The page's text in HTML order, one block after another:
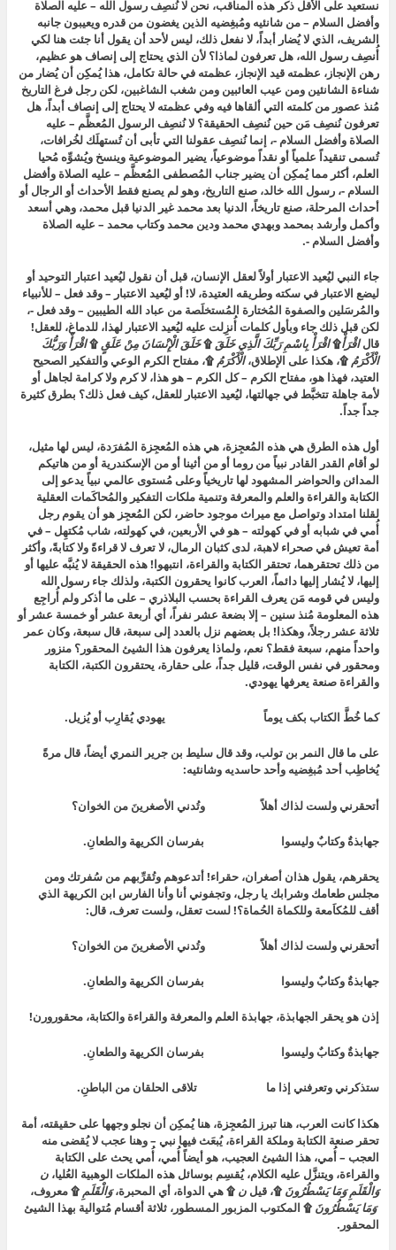
نستعيد على الأقل ذكر هذه المناقب، نحن لا نُنصِف رسول الله – عليه الصلاة
وأفضل السلام – من شانئيه ومُبغِضيه الذين يغضون من قدره ويعيبون جانبه
الشريف، الذي لا يُضار أبداً، لا نفعل ذلك، ليس لأحد أن يقول أنا جئت هنا لكي
أُنصِف رسول الله، هل تعرفون لماذا؟ لأن الذي يحتاج إلى إنصاف هو عظيم،
رهن الإنجاز، عظمته قيد الإنجاز، عظمته في حالة تكامل، هذا يُمكِن أن يُضار من
شناءة الشانئين ومن عيب العائبين ومن شغب الشاغبين، لكن رجل فرغ التاريخ
مُنذ عصور من كلمته التي ألقاها فيه وفي عظمته لا يحتاج إلى إنصاف أبداً، هل
تعرفون نُنصِف مَن حين نُنصِف الحقيقة؟ لا نُنصِف الرسول المُعظَّم – عليه
الصلاة وأفضل السلام -، إنما نُنصِف عقولنا التي تأبى أن تُستهلَك لخُرافات،
تُسمى تنقيداً علمياً أو نقداً موضوعياً، يضير الموضوعية وينسخ ويُشوِّه مُحيا
العلم، أكثر مما يُمكِن أن يضير جناب المُصطفى المُعظَّم – عليه الصلاة وأفضل
السلام -، رسول الله خالد، صنع التاريخ، وهو لم يصنع فقط الأحداث أو الرجال أو
أحداث المرحلة، صنع تاريخاً، الدنيا بعد محمد غير الدنيا قبل محمد، وهي أسعد
وأكمل وأرشد بمحمد وبهدي محمد ودين محمد وكتاب محمد – عليه الصلاة
وأفضل السلام -.
جاء النبي ليُعيد الاعتبار أولاً لعقل الإنسان، قبل أن نقول ليُعيد اعتبار التوحيد أو
ليضع الاعتبار في سكته وطريقه العتيدة، لا! أو ليُعيد الاعتبار – وقد فعل – للأنبياء
والمُرسَلين والصفوة المُختارة المُستخلَصة من عباد الله الطيبين – وقد فعل -،
لكن قبل ذلك جاء وبأول كلمات أُنزِلت عليه ليُعيد الاعتبار لهذا، للدماغ، للعقل!
قالاقْرَأْ۩اقْرَأْ بِاسْمِ رَبِّكَ الَّذِي خَلَقَ۩خَلَقَ الْإِنْسَانَ مِنْ عَلَقٍ۩اقْرَأْ وَرَبُّكَ
الْأَكْرَمُ ۩، هكذا على الإطلاق،الْأَكْرَمُ ۩، مفتاح الكرم الوعي والتفكير الصحيح
العتيد، فهذا هو، مفتاح الكرم – كل الكرم – هو هذا، لا كرم ولا كرامة لجاهل أو
لأمة جاهلة تتخبَّط في جهالتها، ليُعيد الاعتبار للعقل، كيف فعل ذلك؟ بطرق كثيرة
جداً جداً.
أول هذه الطرق هي هذه المُعجِزة، هي هذه المُعجِزة المُفرَدة، ليس لها مثيل،
لو أقام القدر القادر نبياً من روما أو من أثينا أو من الإسكندرية أو من هاتيكم
المدائن والحواضر المشهود لها تاريخياً وعلى مُستوى عالمي نبياً يدعو إلى
الكتابة والقراءة والعلم والمعرفة وتنمية ملكات التفكير والمُحاكَمات العقلية
لقلنا امتداد وتواصل مع ميراث موجود حاضر، لكن المُعجِز هو أن يقوم رجل
أُمي في شبابه أو في كهولته – هو في الأربعين، في كهولته، شاب مُكتهِل – في
أمة تعيش في صحراء لاهبة، لدى كثبان الرمال، لا تعرف لا قراءةً ولا كتابةً، وأكثر
من ذلك تحتقرهما، تحتقر الكتابة والقراءة، انتبهوا! هذه الحقيقة لا يُنبَّه عليها أو
إليها، لا يُشار إليها دائماً، العرب كانوا يحقرون الكتبة، ولذلك جاء رسول الله
وليس في قومه مَن يعرف القراءة بحسب البلاذري – على ما أذكر ولم أُراجِع
هذه المعلومة مُنذ سنين – إلا بضعة عشر نفراً، أي أربعة عشر أو خمسة عشر أو
ثلاثة عشر رجلاً، وهكذا! بل بعضهم نزل بالعدد إلى سبعة، قال سبعة، وكان عمر
واحداً منهم، سبعة فقط؟ نعم، ولماذا يعرفون هذا الشيئ المحقور؟ منزور
ومحقور في نفس الوقت، قليل جداً، على حقارة، يحتقرون الكتبة، الكتابة
والقراءة صنعة يعرفها يهودي.
كما خُطَّ الكتاب بكف يوماً يهودي يُقارِب أو يُزيل.
على ما قال النمر بن تولب، وقد قال سليط بن جرير النمري أيضاً، قال مرةً
يُخاطِب أحد مُبغِضيه وأحد حاسديه وشانئيه:
أتحقرني ولست لذاك أهلاً وتُدني الأصغرينَ من الخوان؟
جهابذةٌ وكتابٌ وليسوا بفرسان الكريهة والطعانِ.
يحقرهم، يقول هذان أصغران، حقراء! أتدعوهم وتُقرِّبهم من سُفرتك ومن
مجلس طعامك وشرابك يا رجل، وتجفوني أنا وأنا الفارس ابن الكريهة الذي
أقف للمُكاَمعة وللكماة الحُماة؟! لست تعقل، ولست تعرف، قال:
أتحقرني ولست لذاك أهلاً وتُدني الأصغرينَ من الخوان؟
جهابذةٌ وكتابٌ وليسوا بفرسان الكريهة والطعانِ.
إذن هو يحقر الجهابذة، جهابذة العلم والمعرفة والقراءة والكتابة، محقورورن!
جهابذةٌ وكتابٌ وليسوا بفرسان الكريهة والطعانِ.
ستذكرني وتعرفني إذا ما تلاقى الحلقان من الباطنِ.
هكذا كانت العرب، هنا تبرز المُعجِزة، هنا يُمكِن أن نجلو وجهها على حقيقته، أمة
تحقر صنعة الكتابة وملكة القراءة، يُبعَث فيها نبي – وهنا عجب لا يُقضى منه
العجب – أُمي، هذا الشيئ العجيب، هو أيضاً أُمي، أُمي يحث على الكتابة
والقراءة، ويتنزَّل عليه الكلام، يُقسِم بوسائل هذه الملكات الوهبية العُليا، ن
وَالْقَلَمِ وَمَا يَسْطُرُونَ ۩، قيل ن ۩ هي الدواة، أي المحبرة،وَالْقَلَمِ ۩ معروف،
وَمَا يَسْطُرُونَ ۩ المكتوب المزبور المسطور، ثلاثة أقسام مُتوالية بهذا الشيئ
المحقور.